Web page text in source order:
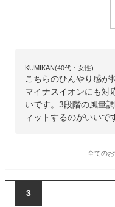
KUMIKAN(40代・女性)
こちらのひんやり感が
マイナスイオンにも対
いです。3段階の風量
ィットするのがいいで
全てのお
3